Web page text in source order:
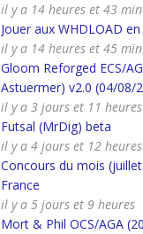
il y a 14 heures et 43
Jouer aux WHDLOAD
il y a 14 heures et 45
Gloom Reforged ECS/
Astuermer) v2.0 (04/08/
il y a 3 jours et 11 heures
Futsal (MrDig) beta
il y a 4 jours et 12 heures
Concours du mois
France
il y a 5 jours et 9 heures
Mort & Phil OCS/AGA